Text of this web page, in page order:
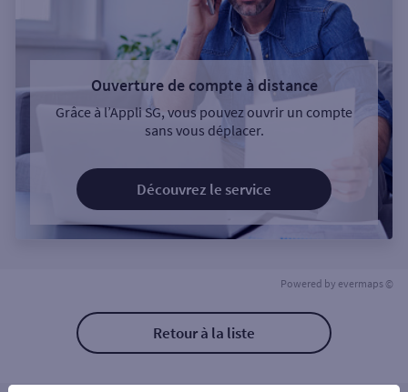
Ouverture de compte à distance
Grâce à l’Appli SG, vous pouvez ouvrir un compte
sans vous déplacer.
Découvrez le service
Powered by evermaps ©
Retour à la liste